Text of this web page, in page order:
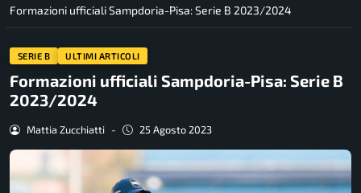
Formazioni ufficiali Sampdoria-Pisa: Serie B 2023/2024
SERIE B ULTIMI ARTICOLI
Formazioni ufficiali Sampdoria-Pisa: Serie B
2023/2024
Mattia Zucchiatti - 25 Agosto 2023